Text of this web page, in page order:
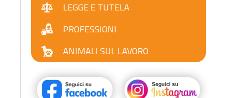
LEGGE E TUTELA
PROFESSIONI
ANIMALI SUL LAVORO